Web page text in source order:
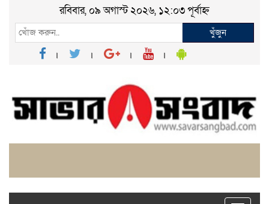
রবিবার, ০৯ অগাস্ট ২০২৬, ১২:০৩ পূর্বাহ্ন
খুঁজুন